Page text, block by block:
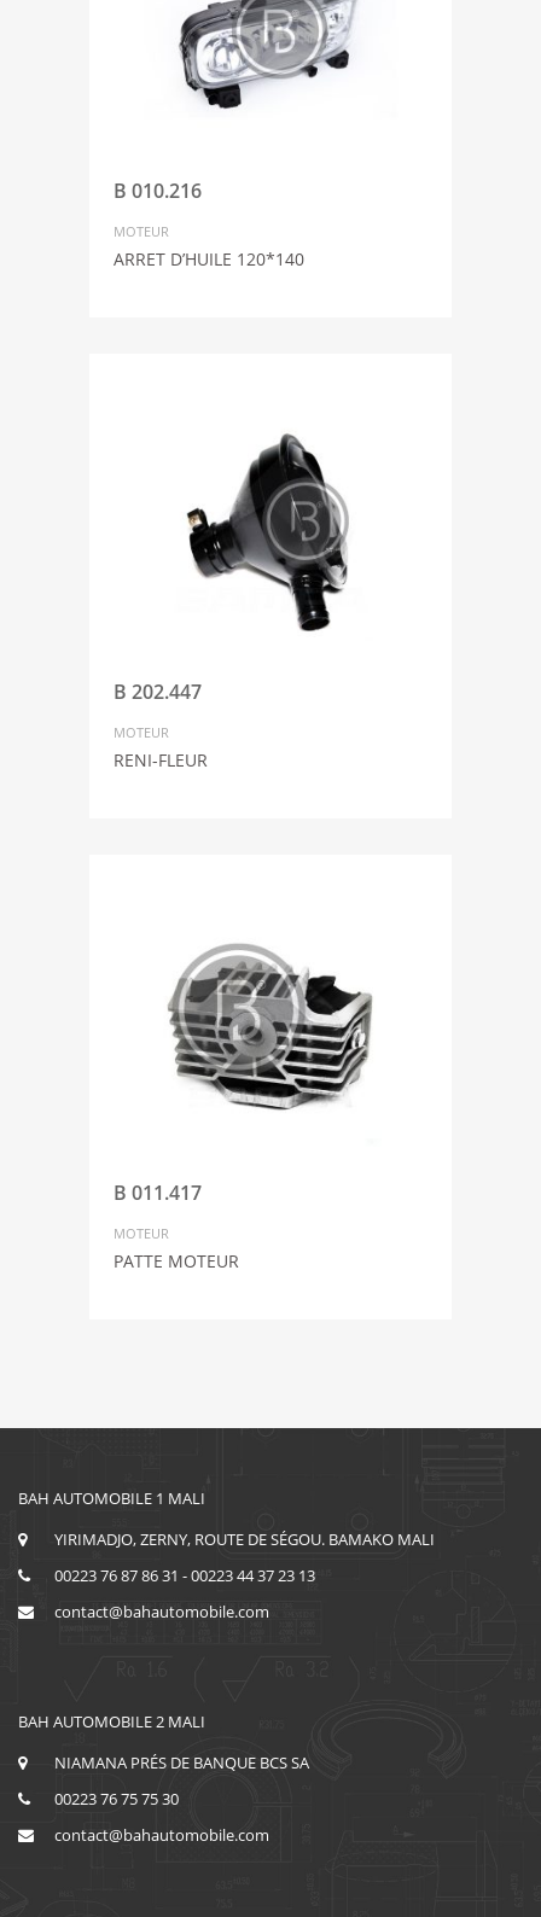
B 010.216
MOTEUR
ARRET D’HUILE 120*140
B 202.447
MOTEUR
RENI-FLEUR
B 011.417
MOTEUR
PATTE MOTEUR
BAH AUTOMOBILE 1 MALI
YIRIMADJO, ZERNY, ROUTE DE SÉGOU. BAMAKO MALI
00223 76 87 86 31 - 00223 44 37 23 13
contact@bahautomobile.com
BAH AUTOMOBILE 2 MALI
NIAMANA PRÉS DE BANQUE BCS SA
00223 76 75 75 30
contact@bahautomobile.com